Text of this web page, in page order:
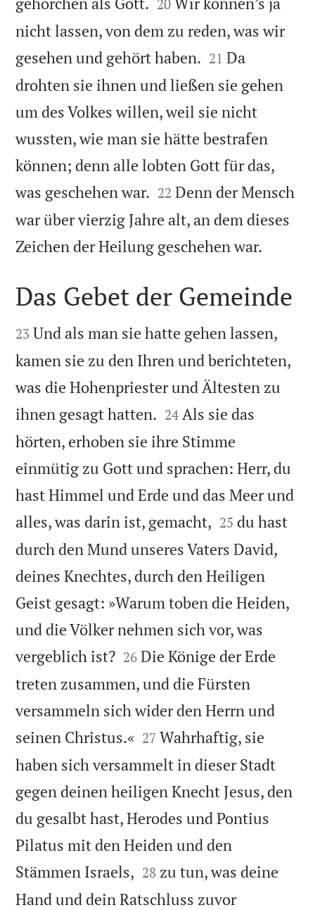
20
nicht lassen, von dem zu reden, was wir
gesehen und gehört haben. 

21 Da
drohten sie ihnen und ließen sie gehen
um des Volkes willen, weil sie nicht
wussten, wie man sie hätte bestrafen
können; denn alle lobten Gott für das,
was geschehen war. 

22 Denn der Mensch
war über vierzig Jahre alt, an dem dieses
Zeichen der Heilung geschehen war.

Das Gebet der Gemeinde

23 Und als man sie hatte gehen lassen,
kamen sie zu den Ihren und berichteten,
was die Hohenpriester und Ältesten zu
ihnen gesagt hatten. 

24 Als sie das
hörten, erhoben sie ihre Stimme
einmütig zu Gott und sprachen: Herr, du
hast Himmel und Erde und das Meer und
alles, was darin ist, gemacht, 

25 du hast
durch den Mund unseres Vaters David,
deines Knechtes, durch den Heiligen
Geist gesagt: »Warum toben die Heiden,
und die Völker nehmen sich vor, was
vergeblich ist?
26 Die Könige der Erde
treten zusammen, und die Fürsten
versammeln sich wider den Herrn und
seinen Christus.« 

27 Wahrhaftig, sie
haben sich versammelt in dieser Stadt
gegen deinen heiligen Knecht Jesus, den
du gesalbt hast, Herodes und Pontius
Pilatus mit den Heiden und den
Stämmen Israels, 

28 zu tun, was deine
Hand und dein Ratschluss zuvor